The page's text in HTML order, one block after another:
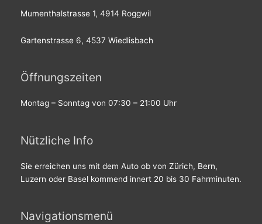
Mumenthalstrasse 1, 4914 Roggwil
Gartenstrasse 6, 4537 Wiedlisbach
Öffnungszeiten
Montag – Sonntag von 07:30 – 21:00 Uhr
Nützliche Info
Sie erreichen uns mit dem Auto ob von Zürich, Bern,
Luzern oder Basel kommend innert 20 bis 30 Fahrminuten.
Navigationsmenü